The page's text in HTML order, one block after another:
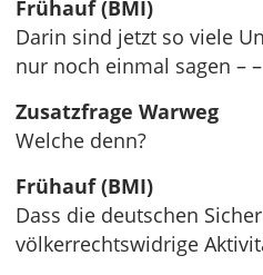
Frühauf (BMI)
Darin sind jetzt so viele
nur noch einmal sagen –
Zusatzfrage Warweg
Welche denn?
Frühauf (BMI)
Dass die deutschen
völkerrechtswidrige